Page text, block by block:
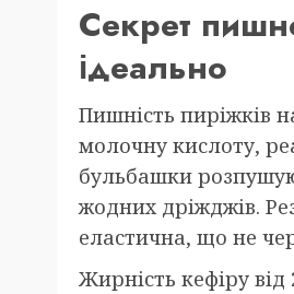
Секрет
ідеально
Пишність пиріжків
молочну кислоту,
бульбашки
жодних дріжджів.
еластична, що не
Жирність кефіру від